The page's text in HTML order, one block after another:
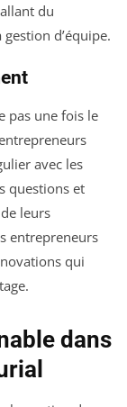
du
d’équipe.
pas une fois le
avec les
questions et
leurs
entrepreneurs
qui
dans